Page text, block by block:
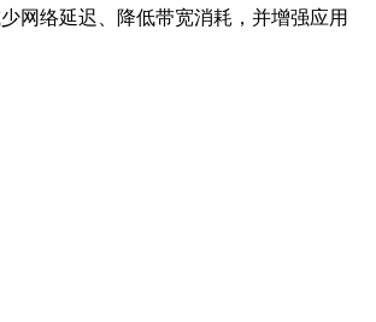
网络延迟、降低带宽消耗，并增强应用